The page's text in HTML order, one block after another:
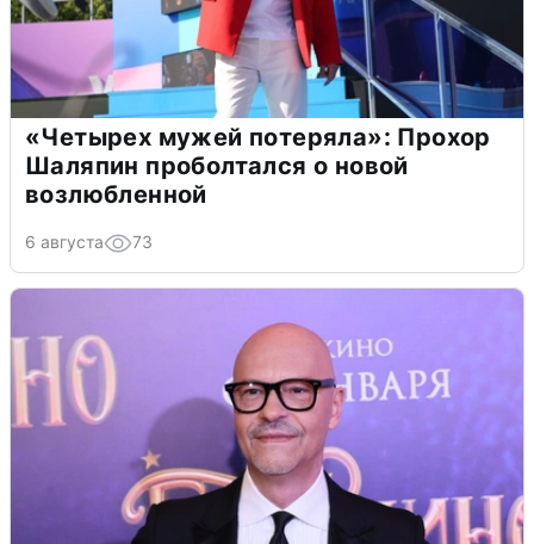
«Четырех мужей потеряла»: Прохор
Шаляпин проболтался о новой
возлюбленной
6 августа 73